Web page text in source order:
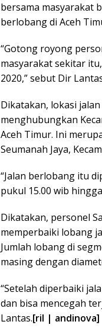
bersama masyarakat
berlobang di Aceh
“Gotong royong
masyarakat sekitar
2020,” sebut Dir
Dikatakan, lokasi
menghubungkan
Aceh Timur. Ini
Seumanah Jaya,
“Jalan berlobang itu
pukul 15.00 wib
Dikatakan, personel
memperbaiki lobang
Jumlah lobang di
masing dengan
“Setelah diperbaiki
dan bisa mencegah
Lantas.[ril | andinova]